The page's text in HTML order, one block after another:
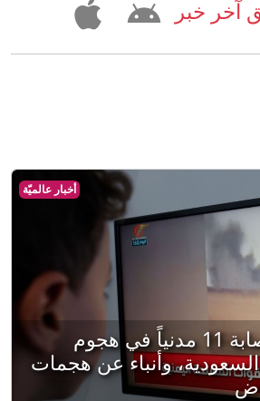
آخر خبر
أخبار عالميّة
التحالف يعلن إصابة 11 مدنياً في هجوم
وأنباء عن هجمات